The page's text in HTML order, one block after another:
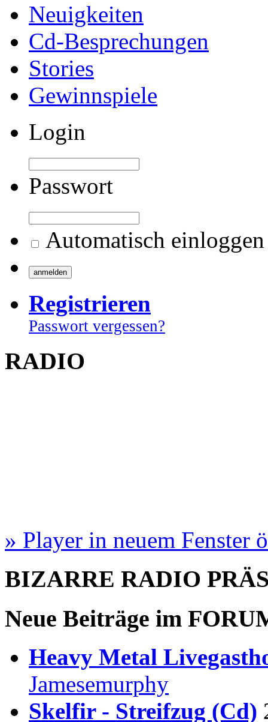
Neuigkeiten
Cd-Besprechungen
Stories
Gewinnspiele
Login
Passwort
Automatisch einloggen
Registrieren
Passwort vergessen?
RADIO
» Player in neuem Fenster
BIZARRE RADIO
Neue Beiträge im
Heavy Metal
Jamesemurphy
Skelfir - Streifzug (Cd)